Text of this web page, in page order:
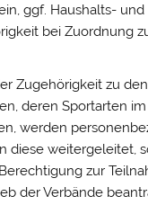
ggf. Haushalts- und
bei Zuordnung
Zugehörigkeit zu den
deren Sportarten im
werden
diese weitergeleitet,
zur
der Verbände